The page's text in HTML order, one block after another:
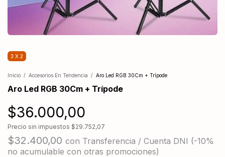
3 X 2
Inicio / Accesorios En Tendencia / Aro Led RGB 30Cm + Trípode
Aro Led RGB 30Cm + Trípode
$36.000,00
Precio sin impuestos $29.752,07
$32.400,00 con Transferencia / Cuenta DNI (-10%
no acumulable con otras promociones)